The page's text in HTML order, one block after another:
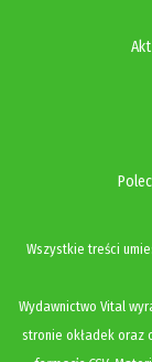
Wszystkie treści
Wydawnictwo Vital
stronie okładek oraz